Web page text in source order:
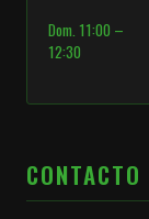
Dom. 11:00 –
12:30
CONTACTO